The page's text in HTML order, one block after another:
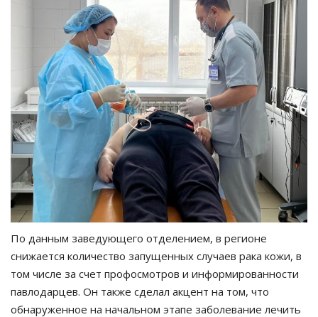
По данным заведующего отделением, в регионе
снижается количество запущенных случаев рака кожи, в
том числе за счет профосмотров и информированности
павлодарцев. Он также сделал акцент на том, что
обнаруженное на начальном этапе заболевание лечить